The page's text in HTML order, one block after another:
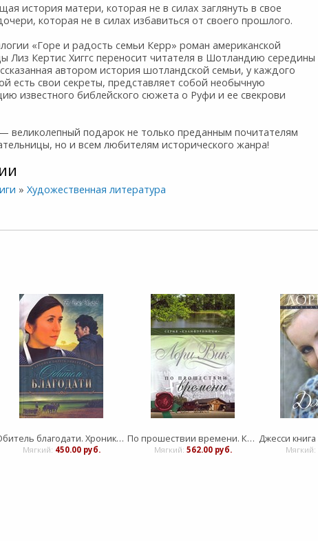
история матери, которая не в силах заглянуть в свое
которая не в силах избавиться от своего прошлого.
«Горе и радость семьи Керр» роман американской
Лиз Кертис Хиггс переносит читателя в Шотландию середины
автором история шотландской семьи, у каждого
есть свои секреты, представляет собой необычную
известного библейского сюжета о Руфи и ее свекрови
великолепный подарок не только преданным почитателям
но и всем любителям исторического жанра!
»Художественная литература
Обитель благодати. Хроники округа Риверхавен. книга 2
Мягкий: 450.00 руб.
По прошествии времени. Книга 2. Серия "Калифорнийцы"
Мягкий: 562.00 руб. Мягкий: